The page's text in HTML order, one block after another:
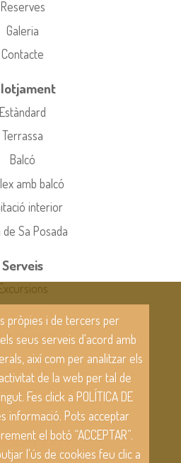
pròpies i de tercers per
seus serveis d'acord amb
així com per analitzar els
de la web per tal de
Fes click a POLÍTICA DE
informació. Pots acceptar
el botó “ACCEPTAR”.
l'ús de cookies feu clic a
Reserves
Galeria
Contacte
Estàndard
Terrassa
Balcó
amb balcó
interior
de Sa Posada
Serveis
d'interès
971 149 006
Triquet, 4 - Mallorca
- Espanya